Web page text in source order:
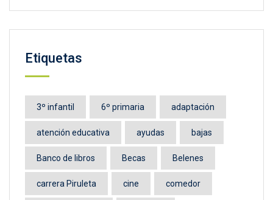
Etiquetas
3º infantil 6º primaria adaptación
atención educativa ayudas bajas
Banco de libros Becas Belenes
carrera Piruleta cine comedor